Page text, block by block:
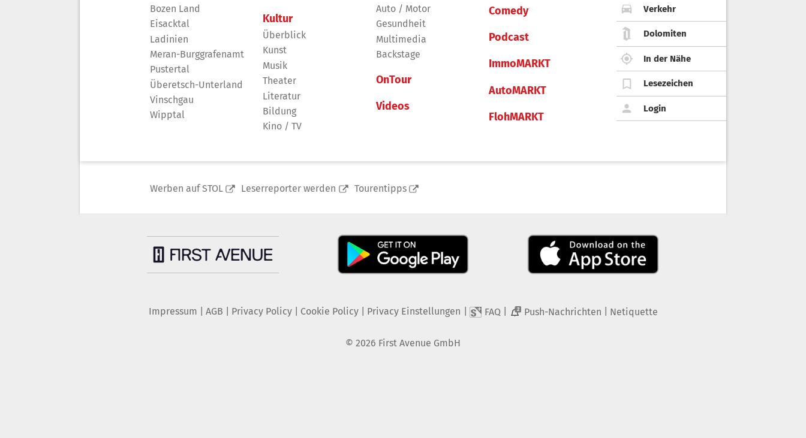
Bozen Land
Eisacktal
Ladinien
Meran-Burggrafenamt
Pustertal
Überetsch-Unterland
Vinschgau
Wipptal
Kultur
Überblick
Kunst
Musik
Theater
Literatur
Bildung
Kino / TV
Auto / Motor
Gesundheit
Multimedia
Backstage
OnTour
Videos
Comedy
Podcast
ImmoMARKT
AutoMARKT
FlohMARKT
Verkehr
Dolomiten
In der Nähe
Lesezeichen
Login
Werben auf STOL Leserreporter werden Tourentipps
Impressum AGB Privacy Policy| Cookie Policy| Privacy Einstellungen FAQ 2 Push-Nachrichten Netiquette
© 2026 First Avenue GmbH